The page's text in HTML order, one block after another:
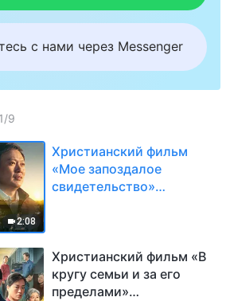
с нами через Messenger
1/9
2:08
Христианский фильм
«Мое запоздалое
свидетельство»
Христианский фильм «В
кругу семьи и за его
пределами»